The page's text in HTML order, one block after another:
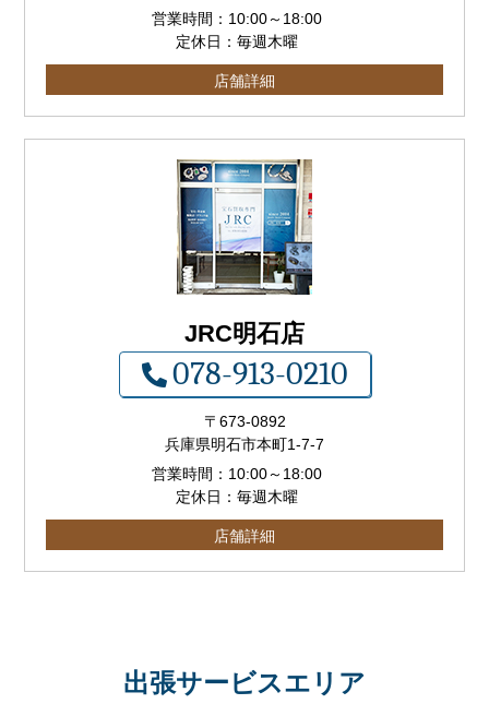
営業時間： 10:00～ 18:00
定休日：毎週木曜
店舗詳細
JRC明石店
078-913-0210
〒673-0892
兵庫県明石市本町1-7-7
営業時間： 10:00～ 18:00
定休日：毎週木曜
店舗詳細
出張サービスエリア